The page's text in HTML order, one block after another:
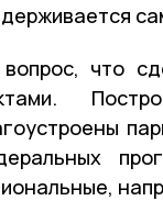
что